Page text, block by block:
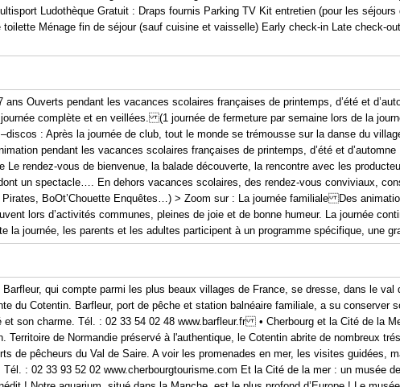
Ludothèque Gratuit : Draps fournis Parking TV Kit entretien (pour les
Ménage fin de séjour (sauf cuisine et vaisselle) Early check-in Late check-
Ouverts pendant les vacances scolaires françaises de printemps, d’été et
complète et en veillées. (1 journée de fermeture par semaine lors de la
: Après la journée de club, tout le monde se trémousse sur la danse du
pendant les vacances scolaires françaises de printemps, d’été et d’automne
Le rendez-vous de bienvenue, la balade découverte, la rencontre avec les
un spectacle…. En dehors vacances scolaires, des rendez-vous conviviaux,
BoOt’Chouette Enquêtes…) > Zoom sur : La journée familiale Des
lors d’activités communes, pleines de joie et de bonne humeur. La journée
la journée, les parents et les adultes participent à un programme spécifique, une
qui compte parmi les plus beaux villages de France, se dresse, dans le val
du Cotentin. Barfleur, port de pêche et station balnéaire familiale, a su conserver
son charme. Tél. : 02 33 54 02 48 www.barfleur.fr • Cherbourg et la Cité de la
Territoire de Normandie préservé à l'authentique, le Cotentin abrite de nombreux
de pêcheurs du Val de Saire. A voir les promenades en mer, les visites guidées,
: 02 33 93 52 02 www.cherbourgtourisme.com Et la Cité de la mer : un musée